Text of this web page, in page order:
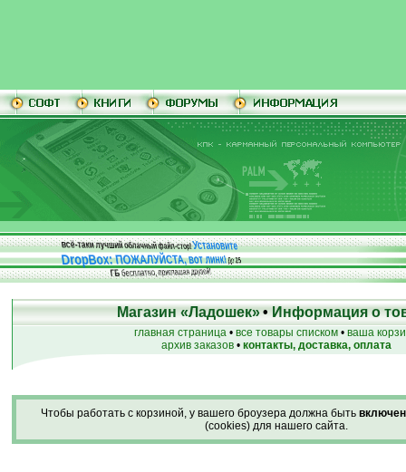
всё-таки лучший облачный файл-стор!Установите
DropBox: ПОЖАЛУЙСТА, вот линк!До25
ГБбесплатно, приглашая друзей!
Магазин «Ладошек»•Информация о
главная страница• все товары списком• ваша
архив заказов• контакты, доставка, оплата
Чтобы работать с корзиной, у вашего броузера должна быть
(cookies) для нашего сайта.